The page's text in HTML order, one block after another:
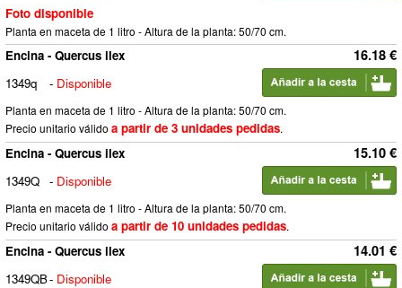
Foto disponible
Planta en maceta de 1 litro - Altura de la planta: 50/70 cm.
16.18 €
Encina - Quercus ilex
1349q
- Disponible
Planta en maceta de 1 litro - Altura de la planta: 50/70 cm.
Precio unitario válido a partir de 3 unidades pedidas.
15.10 €
Encina - Quercus ilex
1349Q - Disponible
Planta en maceta de 1 litro - Altura de la planta: 50/70 cm.
Precio unitario válido a partir de 10 unidades pedidas.
14.01 €
Encina - Quercus ilex
1349QB- Disponible